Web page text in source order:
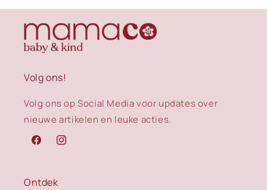
Volg ons!
Volg ons op Social Media voor updates over
nieuwe artikelen en leuke acties.
FacebookInstagram
Ontdek